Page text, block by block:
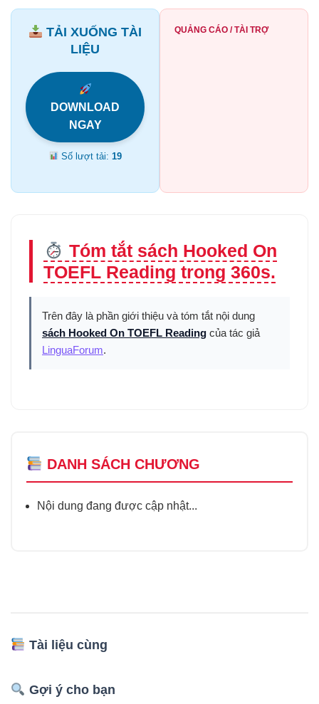
TẢI XUỐNG TÀI
LIỆU
DOWNLOAD
NGAY
Số lượt tải:19
QUẢNG CÁO / TÀI TRỢ
Tóm tắt sách Hooked On
TOEFL Reading trong 360s.
Trên đây là phần giới thiệu và tóm tắt nội dung
sách Hooked On TOEFL Reading của tác giả
LinguaForum.
DANH SÁCH CHƯƠNG
Nội dung đang được cập nhật...
Tài liệu cùng
Gợi ý cho bạn